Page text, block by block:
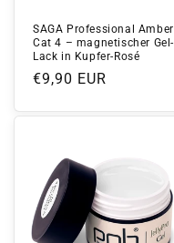
SAGA Professional Amber
Cat 4 – magnetischer Gel-
Lack in Kupfer-Rosé
Normaler
€9,90 EUR